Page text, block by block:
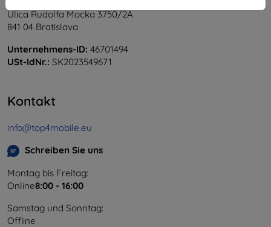
Ulica Rudolfa Mocka 3750/2A
841 04 Bratislava
Unternehmens-ID: 46701494
USt-IdNr.: SK2023549671
Kontakt
info@top4mobile.eu
Schreiben Sie uns
Montag bis Freitag:
Online8:00 - 16:00
Samstag und Sonntag:
Offline